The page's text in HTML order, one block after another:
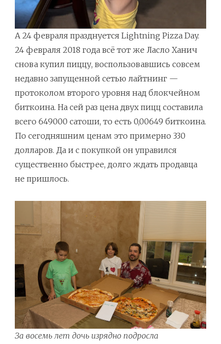
А 24 февраля празднуется Lightning Pizza Day.
24 февраля 2018 года всё тот же Ласло Ханич
снова купил пиццу, воспользовавшись совсем
недавно запущенной сетью лайтнинг —
протоколом второго уровня над блокчейном
биткоина. На сей раз цена двух пицц составила
всего 649000 сатоши, то есть 0,00649 биткоина.
По сегодняшним ценам это примерно 330
долларов. Да и с покупкой он управился
существенно быстрее, долго ждать продавца
не пришлось.
За восемь лет дочь изрядно подросла